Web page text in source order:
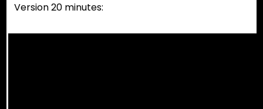
Version 20 minutes: